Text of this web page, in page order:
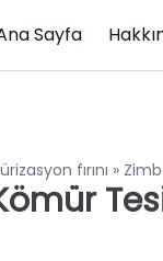
Sayfa
fırını »